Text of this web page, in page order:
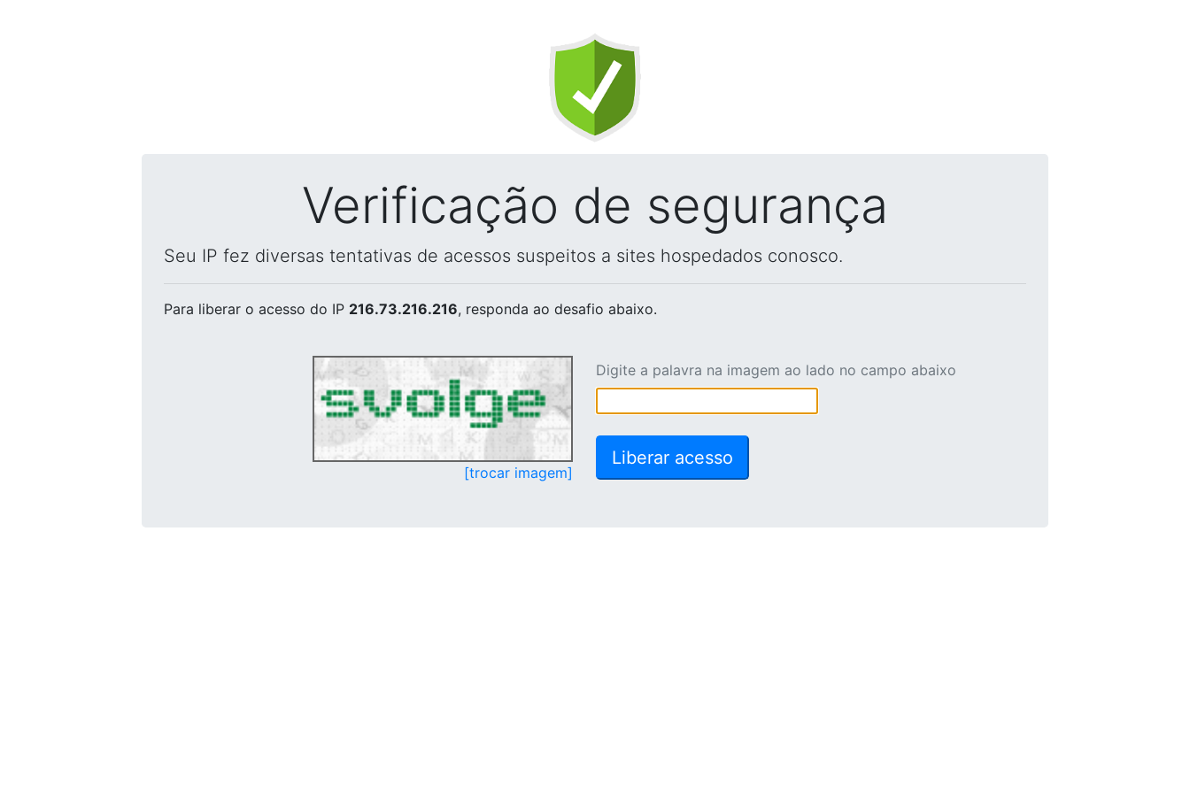
Verificação de segurança
Seu IP fez diversas tentativas de acessos suspeitos a sites hospedados conosco.
Para liberar o acesso do IP 216.73.216.216, responda ao desafio abaixo.
[trocar imagem]
Digite a palavra na imagem ao lado no campo abaixo